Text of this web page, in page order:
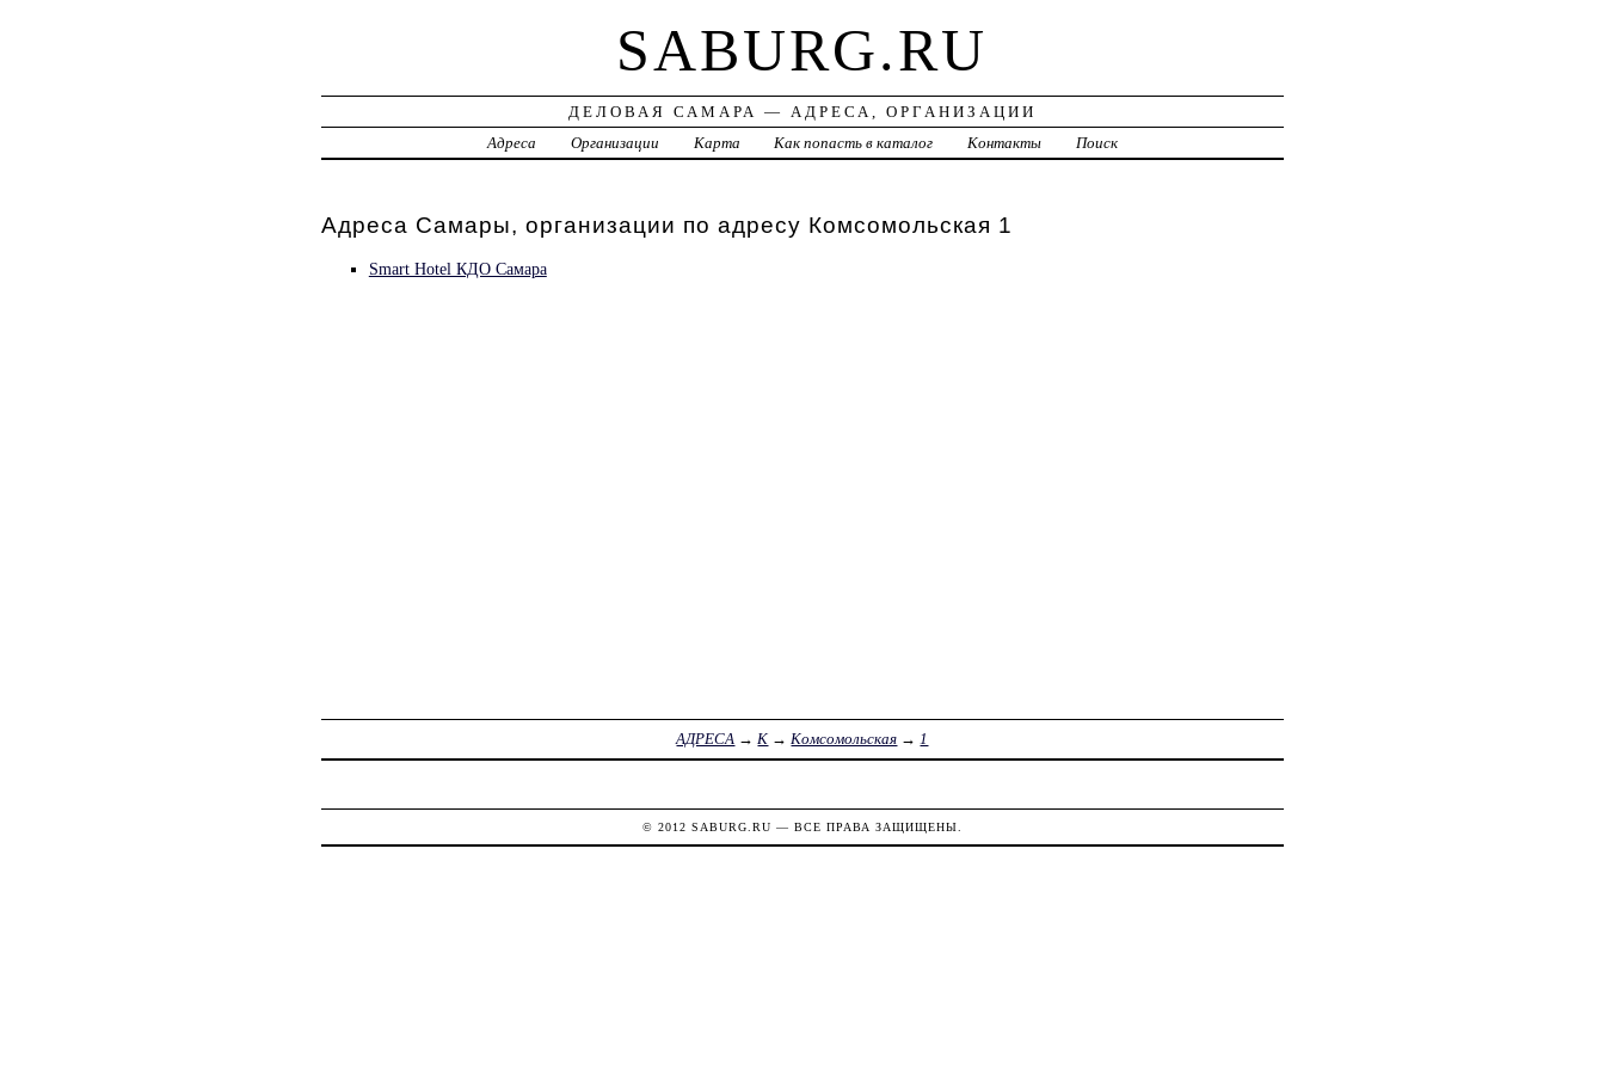
SABURG.RU
ДЕЛОВАЯ САМАРА — АДРЕСА, ОРГАНИЗАЦИИ
Адреса
Организации Карта Как попасть в каталог Контакты Поиск
Адреса Самары, организации по адресу Комсомольская 1
Smart Hotel КДО Самара
АДРЕСА →К →Комсомольская →1
© 2012 SABURG.RU — ВСЕ ПРАВА ЗАЩИЩЕНЫ.